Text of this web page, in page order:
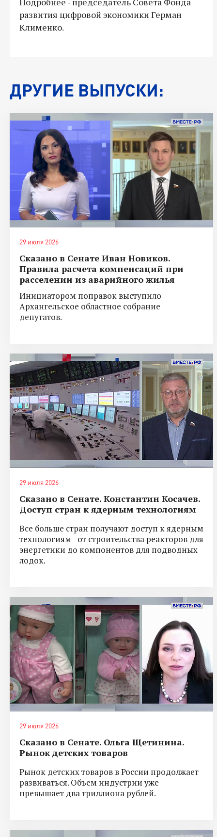
развития цифровой экономики Герман
Клименко.
ДРУГИЕ ВЫПУСКИ:
29 июля 2026
Сказано в Сенате Иван Новиков.
Правила расчета компенсаций при
расселении из аварийного жилья
Инициатором поправок выступило
Архангельское областное собрание
депутатов.
29 июля 2026
Сказано в Сенате. Константин Косачев.
Доступ стран к ядерным технологиям
Все больше стран получают доступ к ядерным
технологиям - от строительства реакторов для
энергетики до компонентов для подводных
лодок.
29 июля 2026
Сказано в Сенате. Ольга Щетинина.
Рынок детских товаров
Рынок детских товаров в России продолжает
развиваться. Объем индустрии уже
превышает два триллиона рублей.